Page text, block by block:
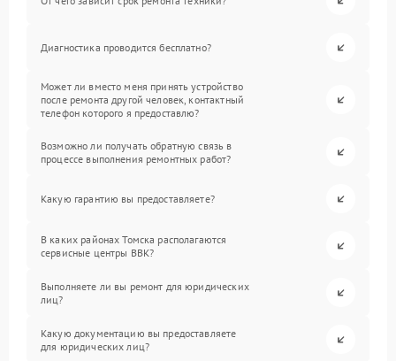
Диагностика проводится бесплатно?
Может ли вместо меня принять устройство
после ремонта другой человек, контактный
телефон которого я предоставлю?
Возможно ли получать обратную связь в
процессе выполнения ремонтных работ?
Какую гарантию вы предоставляете?
В каких районах Томска располагаются
сервисные центры BBK?
Выполняете ли вы ремонт для юридических
лиц?
Какую документацию вы предоставляете
для юридических лиц?